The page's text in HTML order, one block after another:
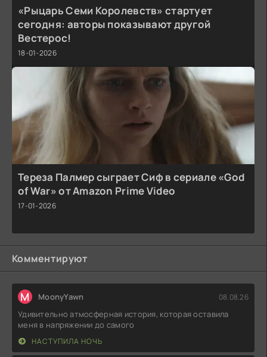
«Рыцарь Семи Королевств» стартует
сегодня: авторы показывают другой
Вестерос!
18-01-2026
Тереза Палмер сыграет Сиф в сериале «God
of War» от Amazon Prime Video
17-01-2026
Комментируют
M MoonyYawn 08.08.26
Удивительно атмосферная история, которая оставила
меня в напряжении до самого
НАСТУПИЛА НОЧЬ